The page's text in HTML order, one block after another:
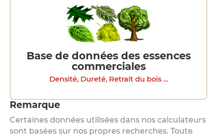
Base de données des essences
commerciales
Densité, Dureté, Retrait du bois …
Remarque
Certaines données utilisées dans nos calculateurs
sont basées sur nos propres recherches. Toute